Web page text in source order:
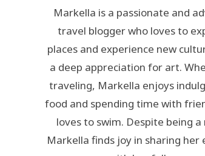
Markella is a passionate and
travel blogger who loves to
places and experience new
a deep appreciation for art.
traveling, Markella enjoys
food and spending time with
loves to swim. Despite being
Markella finds joy in sharing her